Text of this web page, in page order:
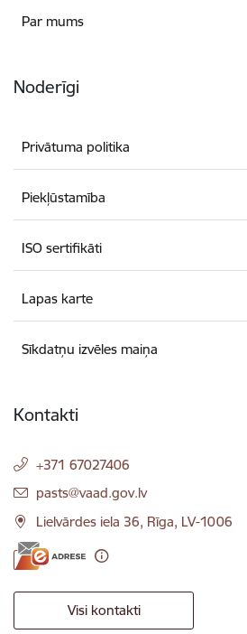
Par mums
Noderīgi
Privātuma politika
Piekļūstamība
ISO sertifikāti
Lapas karte
Sīkdatņu izvēles maiņa
Kontakti
+371 67027406
E-pasts:
pasts@vaad.gov.lv
Lielvārdes iela 36, Rīga, LV-1006
Visi kontakti